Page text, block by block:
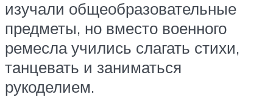
изучали общеобразовательные
предметы, но вместо военного
ремесла учились слагать стихи,
танцевать и заниматься
рукоделием.